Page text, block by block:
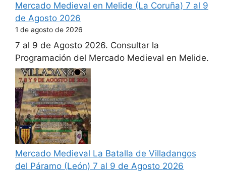
Mercado Medieval en Melide (La Coruña) 7 al 9
de Agosto 2026
1 de agosto de 2026
7 al 9 de Agosto 2026. Consultar la
Programación del Mercado Medieval en Melide.
Mercado Medieval La Batalla de Villadangos
del Páramo (León) 7 al 9 de Agosto 2026